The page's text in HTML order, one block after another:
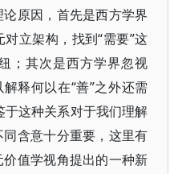
原因，首先是西方学界
立架构，找到“需要”这
；其次是西方学界忽视
释何以在“善”之外还需
于这种关系对于我们理解
含意十分重要，这里有
值学视角提出的一种新